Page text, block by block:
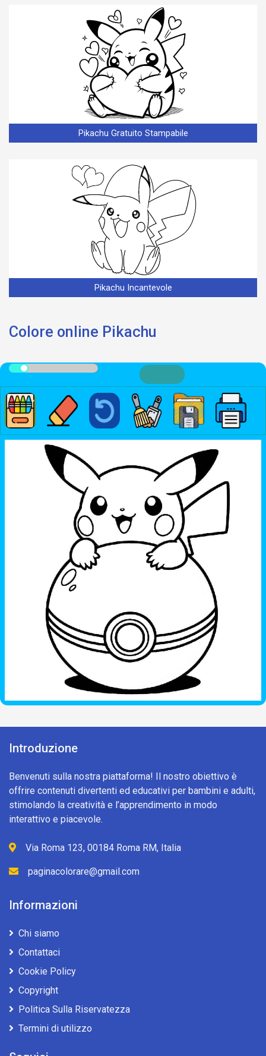
Pikachu Gratuito Stampabile
Pikachu Incantevole
Colore online Pikachu
Introduzione
Benvenuti sulla nostra piattaforma! Il nostro obiettivo è
offrire contenuti divertenti ed educativi per bambini e adulti,
stimolando la creatività e l’apprendimento in modo
interattivo e piacevole.
Via Roma 123, 00184 Roma RM, Italia
paginacolorare@gmail.com
Informazioni
Chi siamo
Contattaci
Cookie Policy
Copyright
Politica Sulla Riservatezza
Termini di utilizzo